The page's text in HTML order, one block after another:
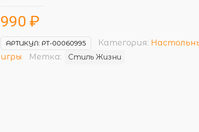
990 ₽
АРТИКУЛ: РТ-00060995 Категория:
игры
Метка: Стиль Жизни